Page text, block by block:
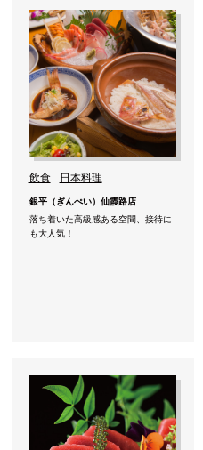
飲食 日本料理
銀平（ぎんぺい）仙霞路店
落ち着いた高級感ある空間、接待に
も大人気！